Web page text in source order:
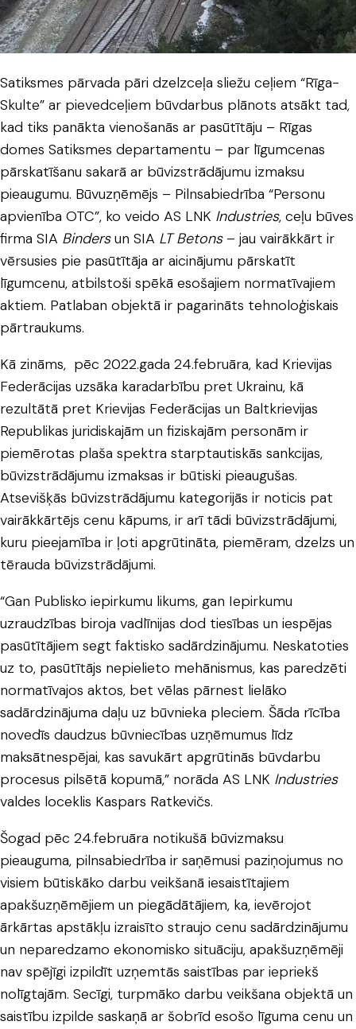
Satiksmes pārvada pāri dzelzceļa sliežu ceļiem “Rīga-
Skulte” ar pievedceļiem būvdarbus plānots atsākt tad,
kad tiks panākta vienošanās ar pasūtītāju – Rīgas
domes Satiksmes departamentu – par līgumcenas
pārskatīšanu sakarā ar būvizstrādājumu izmaksu
pieaugumu. Būvuzņēmējs – Pilnsabiedrība “Personu
apvienība OTC”, ko veido AS LNK Industries, ceļu būves
firma SIA Bindersun SIA LT Betons– jau vairākkārt ir
vērsusies pie pasūtītāja ar aicinājumu pārskatīt
līgumcenu, atbilstoši spēkā esošajiem normatīvajiem
aktiem. Patlaban objektā ir pagarināts tehnoloģiskais
pārtraukums.
Kā zināms, pēc 2022.gada 24.februāra, kad Krievijas
Federācijas uzsāka karadarbību pret Ukrainu, kā
rezultātā pret Krievijas Federācijas un Baltkrievijas
Republikas juridiskajām un fiziskajām personām ir
piemērotas plaša spektra starptautiskās sankcijas,
būvizstrādājumu izmaksas ir būtiski pieaugušas.
Atsevišķās būvizstrādājumu kategorijās ir noticis pat
vairākkārtējs cenu kāpums, ir arī tādi būvizstrādājumi,
kuru pieejamība ir ļoti apgrūtināta, piemēram, dzelzs un
tērauda būvizstrādājumi.
“Gan Publisko iepirkumu likums, gan Iepirkumu
uzraudzības biroja vadlīnijas dod tiesības un iespējas
pasūtītājiem segt faktisko sadārdzinājumu. Neskatoties
uz to, pasūtītājs nepielieto mehānismus, kas paredzēti
normatīvajos aktos, bet vēlas pārnest lielāko
sadārdzinājuma daļu uz būvnieka pleciem. Šāda rīcība
novedīs daudzus būvniecības uzņēmumus līdz
maksātnespējai, kas savukārt apgrūtinās būvdarbu
procesus pilsētā kopumā,” norāda AS LNK Industries
valdes loceklis Kaspars Ratkevičs.
Šogad pēc 24.februāra notikušā būvizmaksu
pieauguma, pilnsabiedrība ir saņēmusi paziņojumus no
visiem būtiskāko darbu veikšanā iesaistītajiem
apakšuzņēmējiem un piegādātājiem, ka, ievērojot
ārkārtas apstākļu izraisīto straujo cenu sadārdzinājumu
un neparedzamo ekonomisko situāciju, apakšuzņēmēji
nav spējīgi izpildīt uzņemtās saistības par iepriekš
nolīgtajām. Secīgi, turpmāko darbu veikšana objektā un
saistību izpilde saskaņā ar šobrīd esošo līguma cenu un